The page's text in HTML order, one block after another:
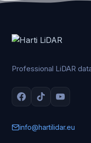
Professional LiDAR
info@hartilidar.eu